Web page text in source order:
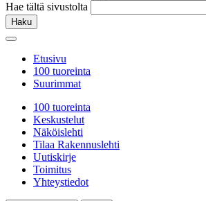
Hae tältä sivustolta
Haku
Etusivu
100 tuoreinta
Suurimmat
100 tuoreinta
Keskustelut
Näköislehti
Tilaa Rakennuslehti
Uutiskirje
Toimitus
Yhteystiedot